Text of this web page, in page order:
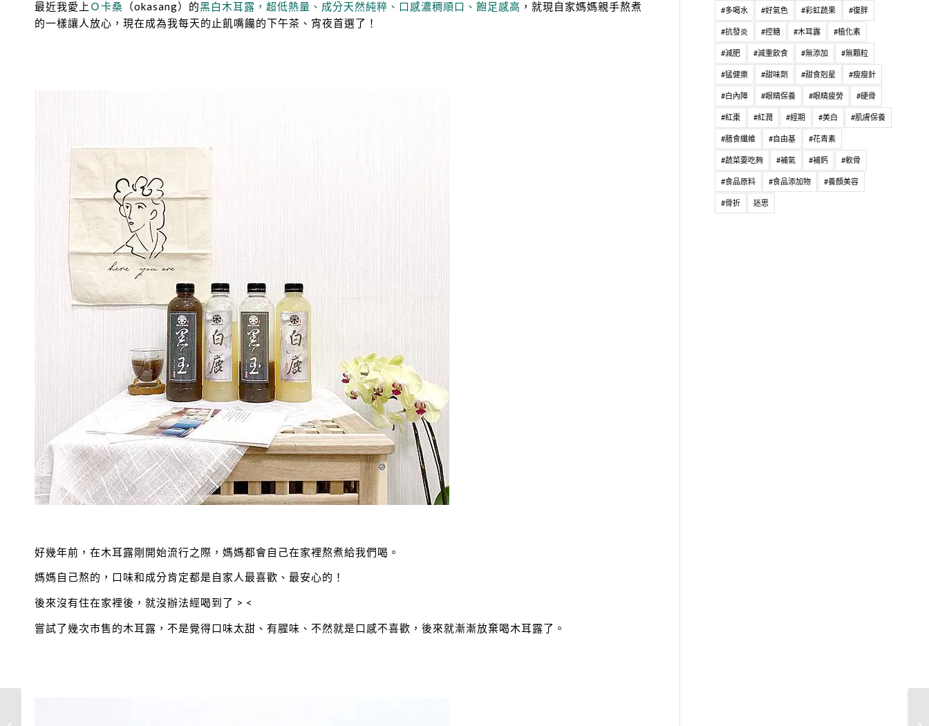
最近我愛上 Ｏ卡桑 （okasang）的黑白木耳露，超低熱量、成分天然純粹、口感濃稠順口、飽足感高 ，就現自家媽媽親手熬煮
的一樣讓人放心，現在成為我每天的止飢嘴饞的下午茶、宵夜首選了！
好幾年前，在木耳露剛開始流行之際，媽媽都會自己在家裡熬煮給我們喝。
媽媽自己熬的，口味和成分肯定都是自家人最喜歡、最安心的！
後來沒有住在家裡後，就沒辦法經喝到了 > <
嘗試了幾次市售的木耳露，不是覺得口味太甜、有腥味、不然就是口感不喜歡，後來就漸漸放棄喝木耳露了。
#多喝水 #好氣色 #彩虹蔬果 #復胖
#抗發炎 #控糖 #木耳露 #植化素
#減肥 #減重飲食 #無添加 #無顆粒
#猛健樂 #甜味劑 #甜食剋星 #瘦瘦針
#白內障 #眼睛保養 #眼睛疲勞 #硬骨
#紅棗 #紅潤 #經期 #美白 #肌膚保養
#膳食纖維 #自由基 #花青素
#蔬菜要吃夠 #補氣 #補鈣 #軟骨
#食品原料 #食品添加物 #養顏美容
#骨折 迷思